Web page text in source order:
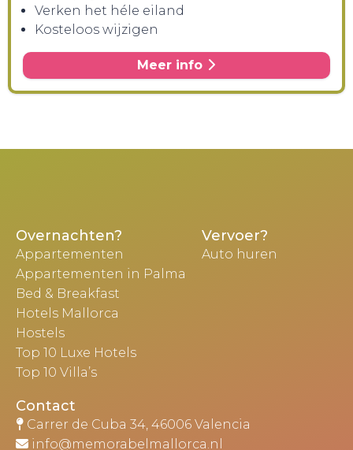
Verken het héle eiland
Kosteloos wijzigen
Meer info
Overnachten?
Appartementen
Appartementen in Palma
Bed & Breakfast
Hotels Mallorca
Hostels
Top 10 Luxe Hotels
Top 10 Villa’s
Vervoer?
Auto huren
Contact
Carrer de Cuba 34, 46006 Valencia
info@memorabelmallorca.nl